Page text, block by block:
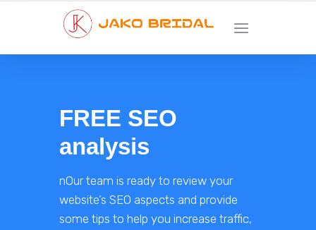
FREE SEO
analysis
nOur team is ready to review your
website’s SEO aspects and provide
some tips to help you increase traffic,